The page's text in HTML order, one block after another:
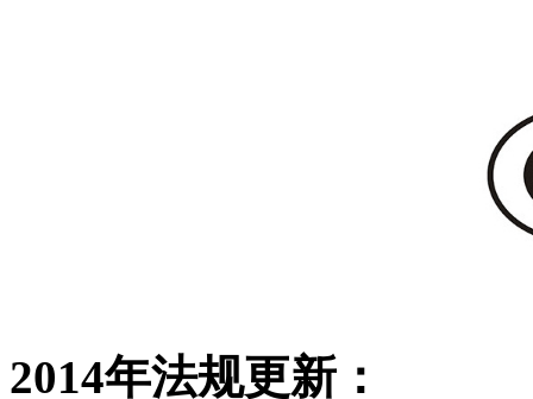
2014年法规更新：